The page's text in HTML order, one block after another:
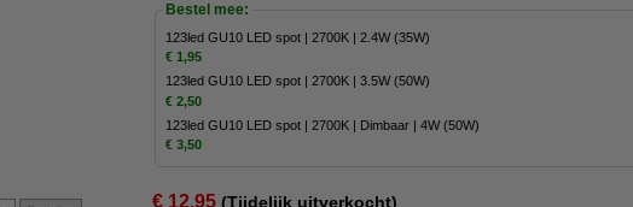
Bestel mee:
123led GU10 LED spot | 2700K | 2.4W (35W)
€ 1,95
123led GU10 LED spot | 2700K | 3.5W (50W)
€ 2,50
123led GU10 LED spot | 2700K | Dimbaar | 4W (50W)
€ 3,50
€ 12,95 (Tijdelijk uitverkocht)